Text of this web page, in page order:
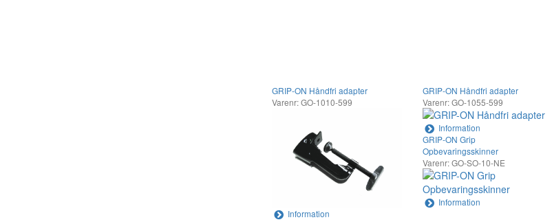
GRIP-ON Håndfri adapter
Varenr: GO-1010-599
Information
GRIP-ON Håndfri adapter
Varenr: GO-1055-599
Information
GRIP-ON Grip
Opbevaringsskinner
Varenr: GO-SO-10-NE
Information